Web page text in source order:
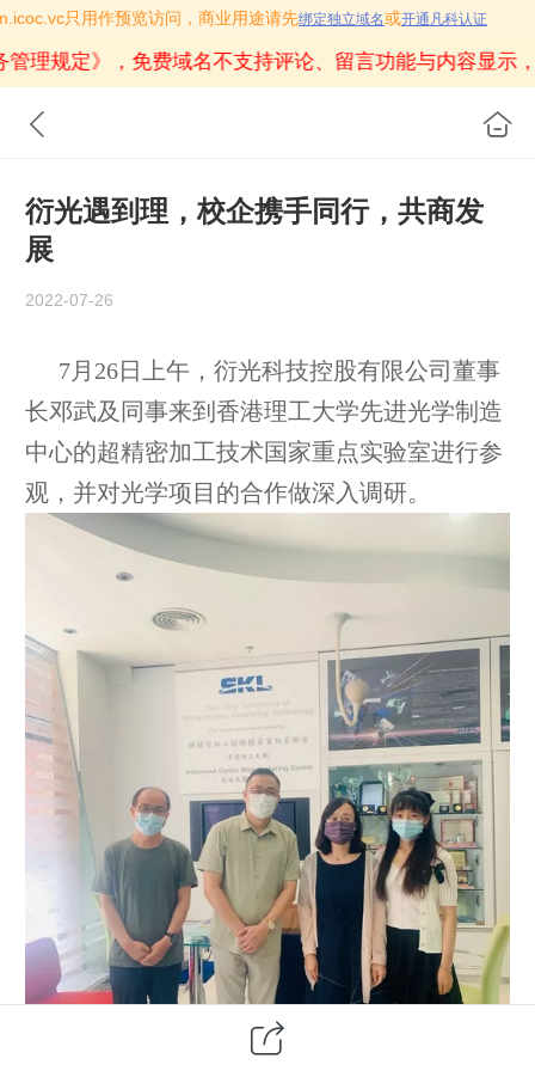
只用作预览访问，商业用途请先绑定独立域名或开通凡科认证
理规定》 ，免费域名不支持评论、留言功能与内容显示
衍光遇到理，校企携手同行，共商发
展
2022-07-26
7月 26日上午，衍光科技控股有限公司董事
长邓武及同事来到香港理工大学先进光学制造
中心的超精密加工技术国家重点实验室进行参
观，并对光学项目的合作做深入调研。